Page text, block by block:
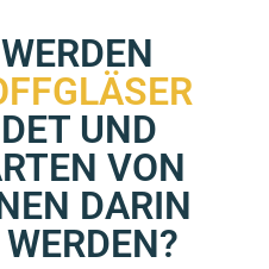
UND
VON
DARIN